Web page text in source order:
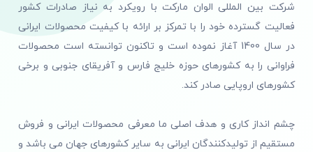
شرکت بین المللی الوان مارکت با رویکرد به نیاز صادرات کشور
فعالیت گسترده خود را با تمرکز بر ارائه با کیفیت محصولات ایرانی
در سال 1400 آغاز نموده است و تاکنون توانسته است محصولات
فراوانی را به کشورهای حوزه خلیج فارس و آفریقای جنوبی و برخی
کشورهای اروپایی صادر کند.
چشم انداز کاری و هدف اصلی ما معرفی محصولات ایرانی و فروش
مستقیم از تولیدکنندگان ایرانی به سایر کشورهای جهان می باشد و